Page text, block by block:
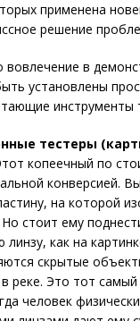
применена
решение
вовлечение в
установлены
инструменты
тестеры
копеечный по
конверсией.
на которой
стоит ему
как на
скрытые
реке. Это тот
человек